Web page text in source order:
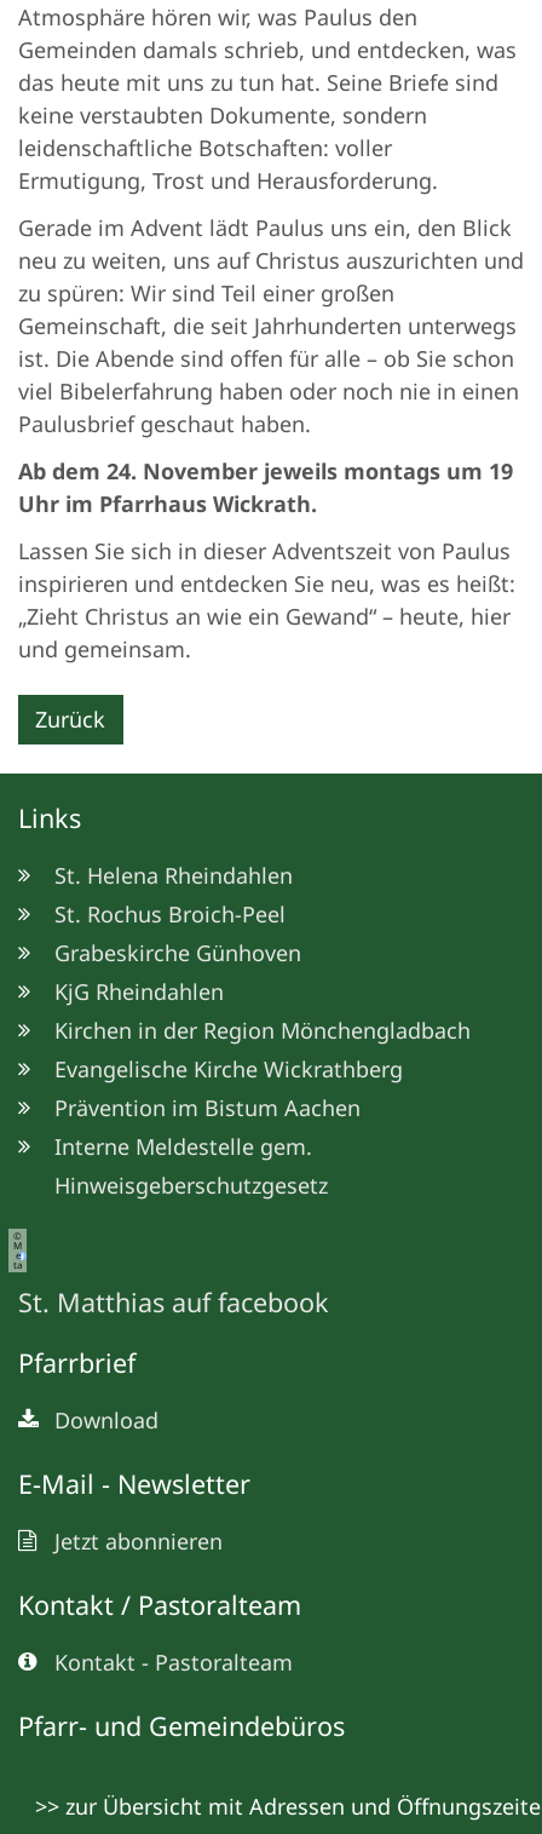
Atmosphäre hören wir, was Paulus den
Gemeinden damals schrieb, und entdecken, was
das heute mit uns zu tun hat. Seine Briefe sind
keine verstaubten Dokumente, sondern
leidenschaftliche Botschaften: voller
Ermutigung, Trost und Herausforderung.
Gerade im Advent lädt Paulus uns ein, den Blick
neu zu weiten, uns auf Christus auszurichten und
zu spüren: Wir sind Teil einer großen
Gemeinschaft, die seit Jahrhunderten unterwegs
ist. Die Abende sind offen für alle – ob Sie schon
viel Bibelerfahrung haben oder noch nie in einen
Paulusbrief geschaut haben.
Ab dem 24. November jeweils montags um 19
Uhr im Pfarrhaus Wickrath.
Lassen Sie sich in dieser Adventszeit von Paulus
inspirieren und entdecken Sie neu, was es heißt:
„Zieht Christus an wie ein Gewand“ – heute, hier
und gemeinsam.
Zurück
Links
St. Helena Rheindahlen
St. Rochus Broich-Peel
Grabeskirche Günhoven
KjG Rheindahlen
Kirchen in der Region Mönchengladbach
Evangelische Kirche Wickrathberg
Prävention im Bistum Aachen
Interne Meldestelle gem.
Hinweisgeberschutzgesetz
©
M
e
ta
St. Matthias auf facebook
Pfarrbrief
Download
E-Mail - Newsletter
Jetzt abonnieren
Kontakt / Pastoralteam
Kontakt - Pastoralteam
Pfarr- und Gemeindebüros
>> zur Übersicht mit Adressen und